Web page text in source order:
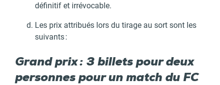
définitif et irrévocable.
Les prix attribués lors du tirage au sort sont les
suivants :
Grand prix : 3 billets pour deux
personnes pour un match du FC